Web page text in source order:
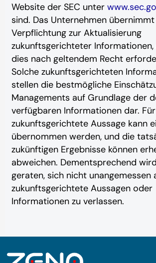
Website der SEC unter
sind. Das Unternehmen übernimmt
Verpflichtung zur Aktualisierung
zukunftsgerichteter
dies nach geltendem Recht
Solche zukunftsgerichteten
stellen die bestmögliche
Managements auf Grundlage der
verfügbaren Informationen dar.
zukunftsgerichtete Aussage kann
übernommen werden, und die
zukünftigen Ergebnisse können
abweichen. Dementsprechend
geraten, sich nicht unangemessen
zukunftsgerichtete Aussagen oder
Informationen zu verlassen.